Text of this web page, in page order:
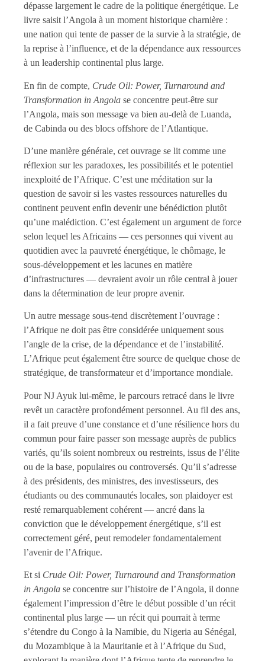
dépasse largement le cadre de la politique énergétique. Le
livre saisit l’Angola à un moment historique charnière :
une nation qui tente de passer de la survie à la stratégie, de
la reprise à l’influence, et de la dépendance aux ressources
à un leadership continental plus large.
En fin de compte, Crude Oil: Power, Turnaround and
Transformation in Angola se concentre peut-être sur
l’Angola, mais son message va bien au-delà de Luanda,
de Cabinda ou des blocs offshore de l’Atlantique.
D’une manière générale, cet ouvrage se lit comme une
réflexion sur les paradoxes, les possibilités et le potentiel
inexploité de l’Afrique. C’est une méditation sur la
question de savoir si les vastes ressources naturelles du
continent peuvent enfin devenir une bénédiction plutôt
qu’une malédiction. C’est également un argument de force
selon lequel les Africains — ces personnes qui vivent au
quotidien avec la pauvreté énergétique, le chômage, le
sous-développement et les lacunes en matière
d’infrastructures — devraient avoir un rôle central à jouer
dans la détermination de leur propre avenir.
Un autre message sous-tend discrètement l’ouvrage :
l’Afrique ne doit pas être considérée uniquement sous
l’angle de la crise, de la dépendance et de l’instabilité.
L’Afrique peut également être source de quelque chose de
stratégique, de transformateur et d’importance mondiale.
Pour NJ Ayuk lui-même, le parcours retracé dans le livre
revêt un caractère profondément personnel. Au fil des ans,
il a fait preuve d’une constance et d’une résilience hors du
commun pour faire passer son message auprès de publics
variés, qu’ils soient nombreux ou restreints, issus de l’élite
ou de la base, populaires ou controversés. Qu’il s’adresse
à des présidents, des ministres, des investisseurs, des
étudiants ou des communautés locales, son plaidoyer est
resté remarquablement cohérent — ancré dans la
conviction que le développement énergétique, s’il est
correctement géré, peut remodeler fondamentalement
l’avenir de l’Afrique.
Et si Crude Oil: Power, Turnaround and Transformation
in Angola se concentre sur l’histoire de l’Angola, il donne
également l’impression d’être le début possible d’un récit
continental plus large — un récit qui pourrait à terme
s’étendre du Congo à la Namibie, du Nigeria au Sénégal,
du Mozambique à la Mauritanie et à l’Afrique du Sud,